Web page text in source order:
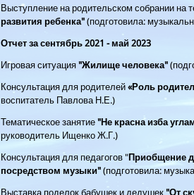
Выступление на родительском собрании на
развития ребенка"(подготовила:
Отчет за сентябрь 2021 - май 2023
Игровая ситуация"Жилище человека"
Консультация для родителей«Роль
воспитатель Павлова Н.Е.)
Тематическое занятие"Не красна изба
руководитель Ищенко Ж.Г.)
Консультация для педагогов "Приобщение
посредством музыки"(подготовила: